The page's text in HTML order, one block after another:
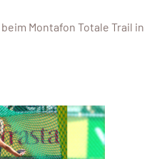
Montafon Totale Trail in